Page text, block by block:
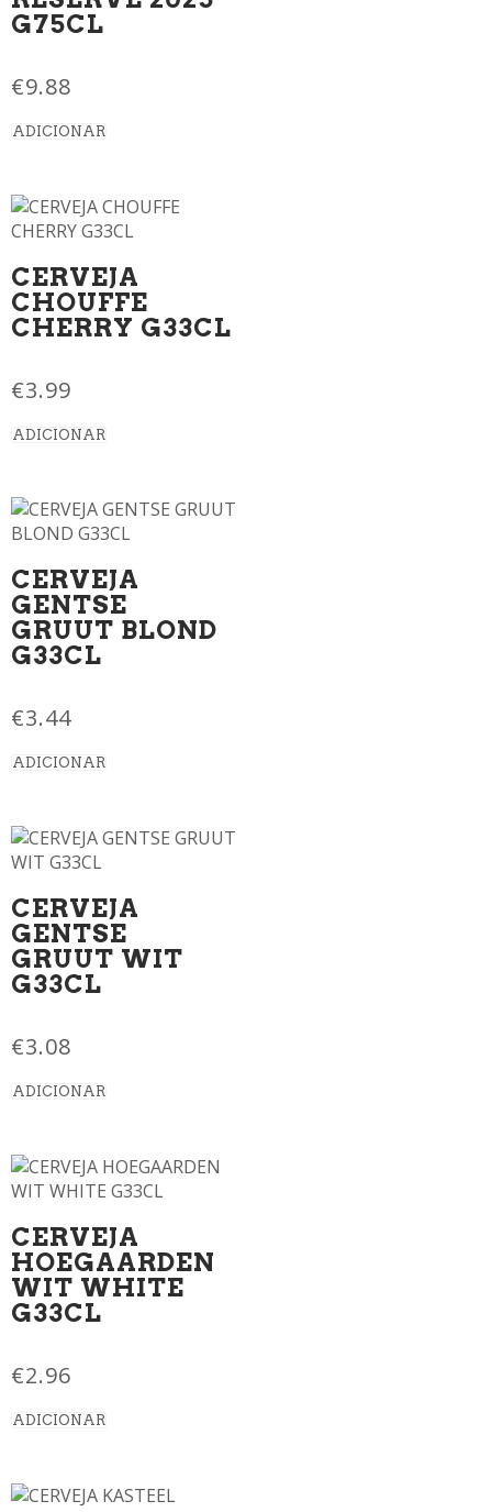
G75CL
€9.88
ADICIONAR
CERVEJA
CHOUFFE
CHERRY G33CL
€3.99
ADICIONAR
CERVEJA
GENTSE
GRUUT BLOND
G33CL
€3.44
ADICIONAR
CERVEJA
GENTSE
GRUUT WIT
G33CL
€3.08
ADICIONAR
CERVEJA
HOEGAARDEN
WIT WHITE
G33CL
€2.96
ADICIONAR